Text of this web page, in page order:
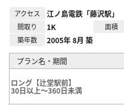
アクセス 江ノ島電鉄「藤沢駅」
間取り 1K 面積
築年数 2005年 8月 築
プラン名・期間
ロング【辻堂駅前】
30日以上～360日未満